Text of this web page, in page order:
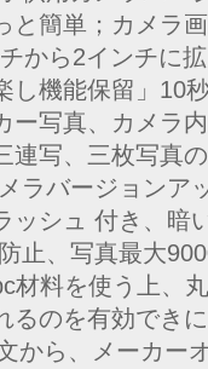
と簡単；カメラ
から2インチに
し機能保留」10
ー写真、カメラ
連写、三枚写真
ラバージョンア
ッシュ 付き、暗
止、写真最大
材料を使う上、
るのを有効でき
から、メーカー